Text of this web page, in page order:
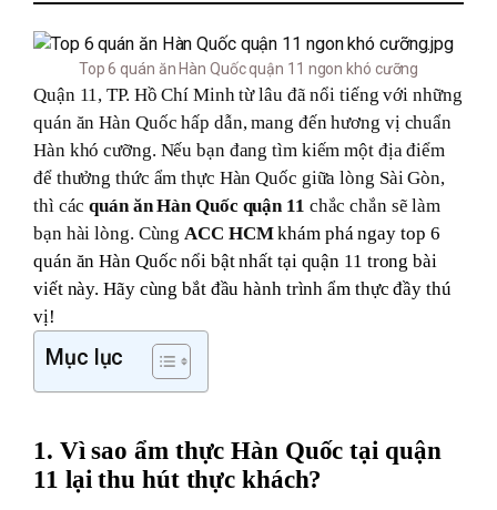
GIẤY PHÉP KINH DOANH
ĐĂNG KÝ NHÃN HIỆU
TUYỂN DỤNG
LIÊN HỆ
Top 6 quán ăn Hàn Quốc quận 11 ngon khó cưỡng
Quận 11, TP. Hồ Chí Minh từ lâu đã nổi tiếng với những
quán ăn Hàn Quốc hấp dẫn, mang đến hương vị chuẩn
Hàn khó cưỡng. Nếu bạn đang tìm kiếm một địa điểm
để thưởng thức ẩm thực Hàn Quốc giữa lòng Sài Gòn,
thì cácquán ăn Hàn Quốc quận 11 chắc chắn sẽ làm
bạn hài lòng. CùngACC HCMkhám phá ngay top 6
quán ăn Hàn Quốc nổi bật nhất tại quận 11 trong bài
viết này. Hãy cùng bắt đầu hành trình ẩm thực đầy thú
vị!
Mục lục
1. Vì sao ẩm thực Hàn Quốc tại quận
11 lại thu hút thực khách?